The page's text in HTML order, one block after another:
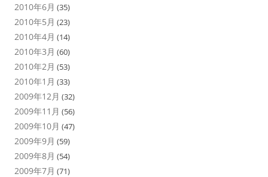
2010年6月 (35)
2010年5月 (23)
2010年4月 (14)
2010年3月 (60)
2010年2月 (53)
2010年1月 (33)
2009年12月 (32)
2009年11月 (56)
2009年10月 (47)
2009年9月 (59)
2009年8月 (54)
2009年7月 (71)